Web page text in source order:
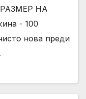
НА
- 100
нова преди